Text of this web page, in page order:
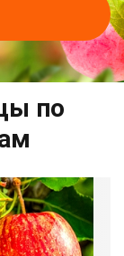
по